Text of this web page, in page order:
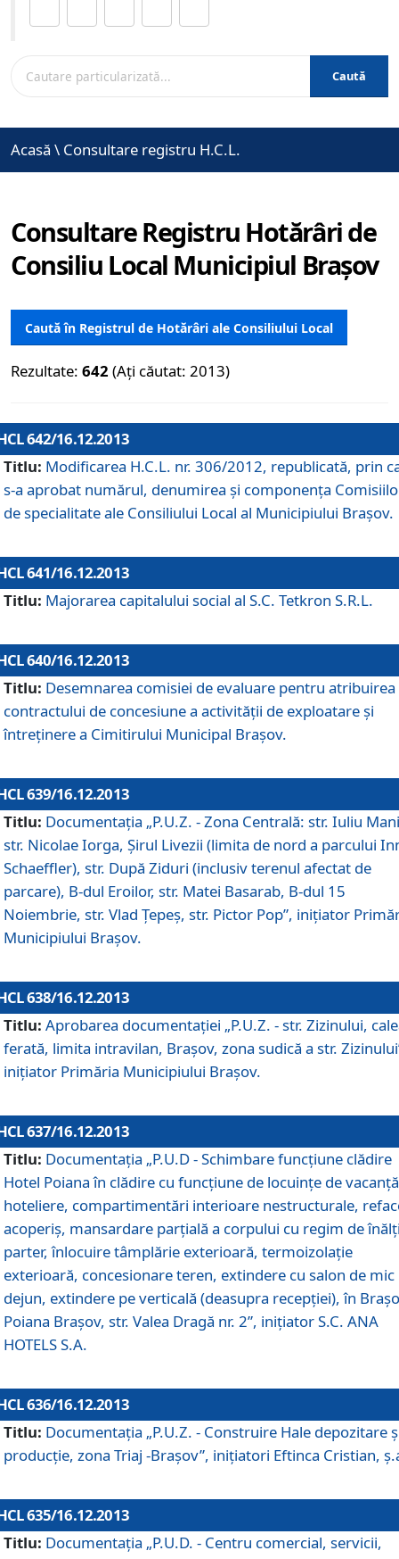
Caută
Acasă \ Consultare registru H.C.L.
Consultare Registru Hotărâri de
Consiliu Local Municipiul Brașov
Caută în Registrul de Hotărâri ale Consiliului Local
Rezultate: 642 (Ați căutat: 2013)
642/16.12.2013
Titlu: Modificarea H.C.L. nr. 306/2012, republicată, prin
s-a aprobat numărul, denumirea şi componenţa
de specialitate ale Consiliului Local al Municipiului Braşov.
641/16.12.2013
Titlu: Majorarea capitalului social al S.C. Tetkron S.R.L.
640/16.12.2013
Titlu: Desemnarea comisiei de evaluare pentru atribuirea
contractului de concesiune a activităţii de exploatare şi
întreţinere a Cimitirului Municipal Braşov.
639/16.12.2013
Titlu: Documentaţia „P.U.Z. - Zona Centrală: str. Iuliu
str. Nicolae Iorga, Şirul Livezii (limita de nord a parcului
Schaeffler), str. După Ziduri (inclusiv terenul afectat de
parcare), B-dul Eroilor, str. Matei Basarab, B-dul 15
Noiembrie, str. Vlad Ţepeş, str. Pictor Pop”, iniţiator
Municipiului Braşov.
638/16.12.2013
Titlu: Aprobarea documentaţiei „P.U.Z. - str. Zizinului,
ferată, limita intravilan, Braşov, zona sudică a str.
iniţiator Primăria Municipiului Braşov.
637/16.12.2013
Titlu: Documentaţia „P.U.D - Schimbare funcţiune clădire
Hotel Poiana în clădire cu funcţiune de locuinţe de
hoteliere, compartimentări interioare nestructurale,
acoperiş, mansardare parţială a corpului cu regim de
parter, înlocuire tâmplărie exterioară, termoizolaţie
exterioară, concesionare teren, extindere cu salon de mic
dejun, extindere pe verticală (deasupra recepţiei), în
Poiana Braşov, str. Valea Dragă nr. 2”, iniţiator S.C. ANA
HOTELS S.A.
636/16.12.2013
Titlu: Documentaţia „P.U.Z. - Construire Hale depozitare
producţie, zona Triaj -Braşov”, iniţiatori Eftinca Cristian,
635/16.12.2013
Titlu: Documentaţia „P.U.D. - Centru comercial, servicii,